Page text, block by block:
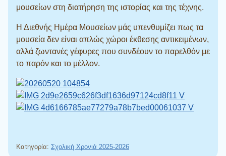
μουσείων στη διατήρηση της ιστορίας και της τέχνης.
Η Διεθνής Ημέρα Μουσείων μάς υπενθυμίζει πως τα
μουσεία δεν είναι απλώς χώροι έκθεσης αντικειμένων,
αλλά ζωντανές γέφυρες που συνδέουν το παρελθόν με
το παρόν και το μέλλον.
Κατηγορία: Σχολική Χρονιά 2025-2026